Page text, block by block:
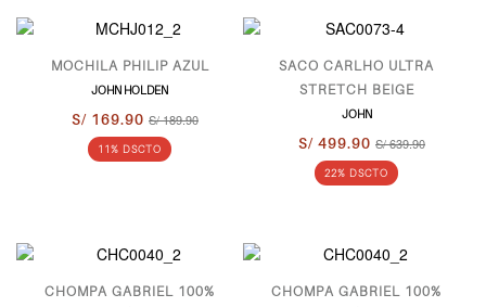
MOCHILA PHILIP AZUL
JOHN HOLDEN
S/ 169.90 S/ 189.90
11% DSCTO
SACO CARLHO ULTRA
STRETCH BEIGE
JOHN
S/ 499.90 S/ 639.90
22% DSCTO
CHOMPA GABRIEL 100%
CHOMPA GABRIEL 100%